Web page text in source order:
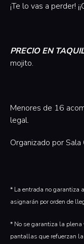
¡Te lo vas a perder!
PRECIO EN
mojito.
Menores de 16
legal.
Organizado por Sala
* La entrada no garantiza
asignarán por orden de
* No se garantiza la
pantallas que refuerzan